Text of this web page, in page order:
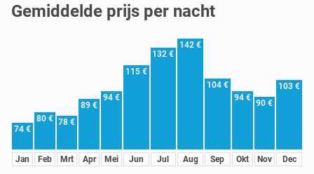
Gemiddelde prijs per nacht
74 €
Jan
80 €
Feb
78 €
Mrt
89 €
Apr
94 €
Mei
115 €
Jun
132 €
Jul
142 €
Aug
104 €
Sep
94 €
Okt
90 €
Nov
103 €
Dec